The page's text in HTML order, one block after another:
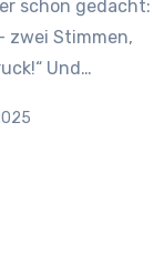
schon gedacht:
zwei Stimmen,
Und…